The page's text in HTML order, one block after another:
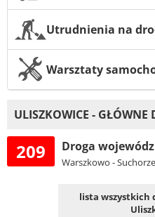
Utrudnienia na
Warsztaty
ULISZKOWICE - GŁÓWNE
209 Droga
Warszkowo -
lista wszystkich